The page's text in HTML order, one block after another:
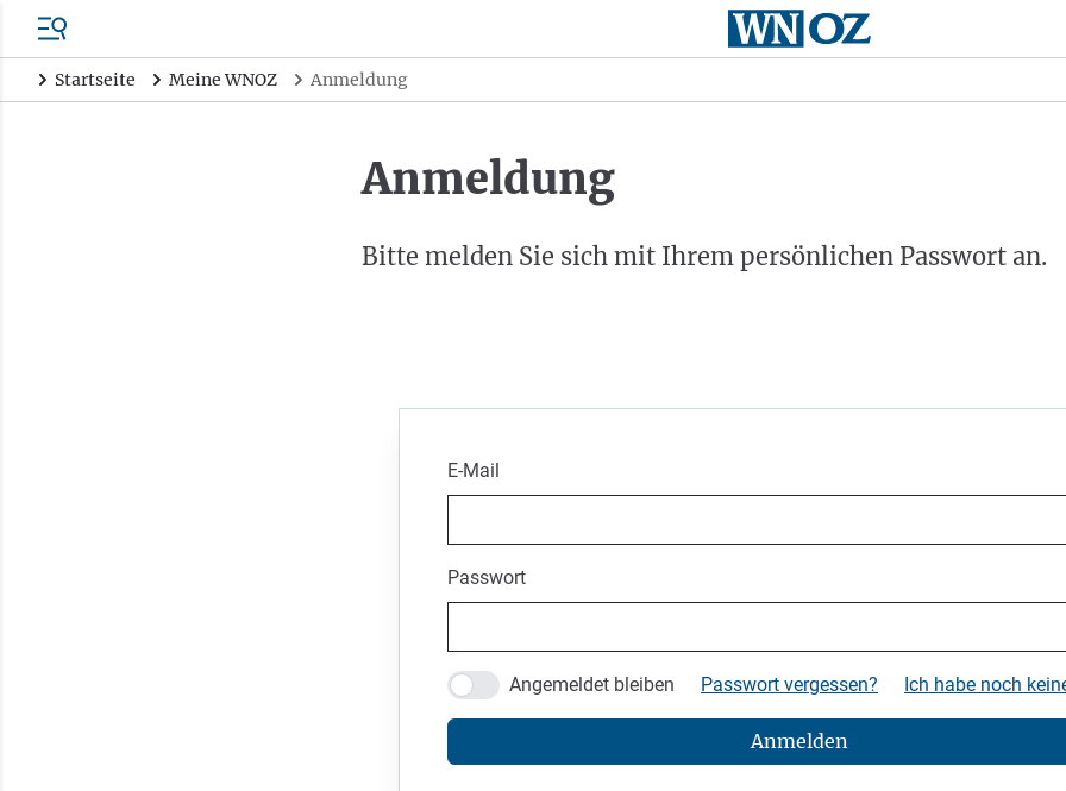
Startseite Meine WNOZ Anmeldung
Anmeldung
Bitte melden Sie sich mit Ihrem persönlichen Passwort an.
E-Mail
Passwort
Angemeldet bleiben Passwort vergessen? Ich habe noch
Anmelden